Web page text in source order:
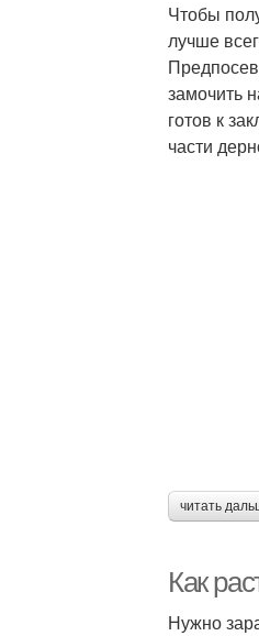
Чтобы
лучше
замочить
готов к
части
читать
Как
Нужно